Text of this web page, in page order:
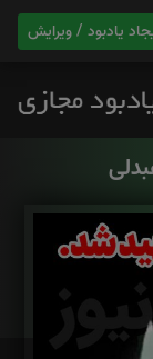
یادبود / ویرایش